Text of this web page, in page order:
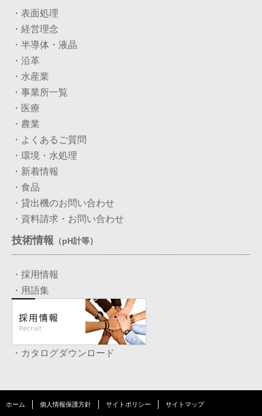
・表面処理
・経営理念
・半導体・液晶
・沿革
・水産業
・事業所一覧
・医療
・農業
・よくあるご質問
・環境・水処理
・新着情報
・食品
・貸出機のお問い合わせ
・資料請求・お問い合わせ
技術情報 （pH計等）
・採用情報
・用語集
・カタログダウンロード
ホーム 個人情報保護方針 サイトポリシー サイトマップ